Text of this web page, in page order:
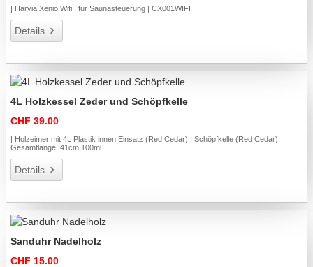
| Harvia Xenio Wifi | für Saunasteuerung | CX001WIFI |
Details
4L Holzkessel Zeder und Schöpfkelle
CHF 39.00
| Holzeimer mit 4L Plastik innen Einsatz (Red Cedar) | Schöpfkelle (Red Cedar)
Gesamtlänge: 41cm 100ml
Details
Sanduhr Nadelholz
CHF 15.00